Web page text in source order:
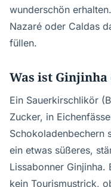
wunderschön
Nazaré oder Caldas
füllen.
Was ist Ginjinha
Ein Sauerkirschlikör
Zucker, in
Schokoladenbechern
ein etwas süßeres,
Lissabonner
kein Tourismustrick,